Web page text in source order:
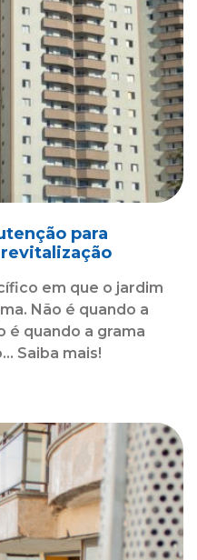
para
em que o jardim
Não é quando a
é quando a grama
Saiba mais!